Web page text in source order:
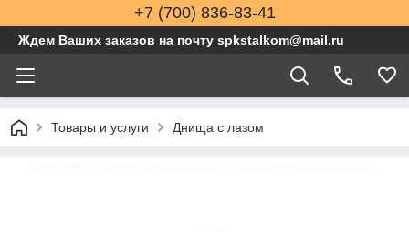
+7 (700) 836-83-41
Ждем Ваших заказов на почту spkstalkom@mail.ru
Товары и услуги Днища с лазом